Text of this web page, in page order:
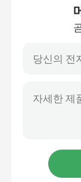
사진 앨범